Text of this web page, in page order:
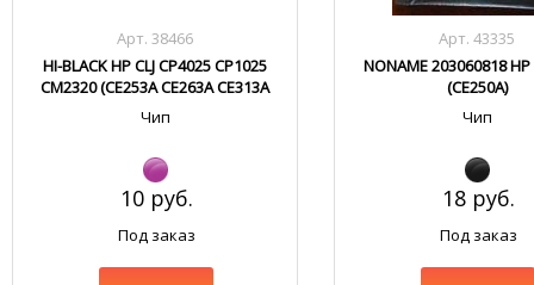
Арт. 38466
HI-BLACK HP CLJ CP4025 CP1025
CM2320 (CE253A CE263A CE313A
CC533A)
Чип
10 руб.
Под заказ
Арт. 43335
NONAME 203060818 HP
(CE250A)
Чип
18 руб.
Под заказ